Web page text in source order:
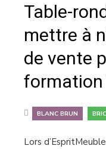
Table-
mettre à
de vente
formation
BLANC BRUN
Lors